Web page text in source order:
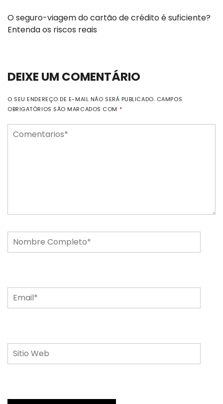
O seguro-viagem do cartão de crédito é suficiente?
Entenda os riscos reais
DEIXE UM COMENTÁRIO
O SEU ENDEREÇO DE E-MAIL NÃO SERÁ PUBLICADO. CAMPOS
OBRIGATÓRIOS SÃO MARCADOS COM *